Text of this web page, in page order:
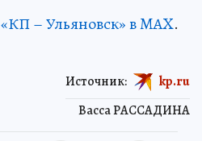
«КП – Ульяновск» в MAX.
Васса РАССАДИНА
Источник: kp.ru